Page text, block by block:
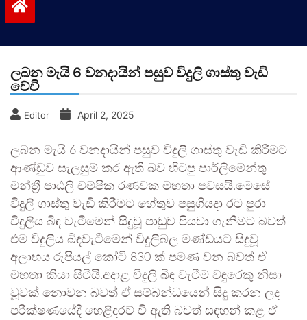
ලබන මැයි 6 වනදායින් පසුව විදුලි ගාස්තු වැඩි
වේවි
Editor April 2, 2025
ලබන මැයි 6 වනදායින් පසුව විදුලි ගාස්තු වැඩි කිරීමට
ආණ්ඩුව සැලසුම් කර ඇති බව හිටපු පාර්ලිමේන්තු
මන්ත්‍රී පාඨලි චම්පික රණවක මහතා පවසයි.මෙසේ
විදුලි ගාස්තු වැඩි කිරීමට හේතුව පසුගියදා රට පුරා
විදුලිය බිඳ වැටීමෙන් සිදුවූ පාඩුව පියවා ගැනීමට බවත්
එම විදුලිය බිඳවැටීමෙන් විදුලිබල මණ්ඩයට සිදුවූ
අලාභය රුපියල් කෝටි 830 ක් පමණ වන බවත් ඒ
මහතා කියා සිටියි.අදාළ විදුලි බිඳ වැටීම වඳුරෙකු නිසා
වූවක් නොවන බවත් ඒ සම්බන්ධයෙන් සිදු කරන ලද
පරීක්ෂණයේදී හෙළිදරව් වී ඇති බවත් සඳහන් කළ ඒ